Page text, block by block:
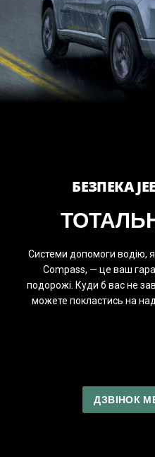
БЕЗПЕКА
Системи допомоги водію,
Compass, — це ваш
подорожі. Куди б вас не
можете покластись на
ДЗВІНОК